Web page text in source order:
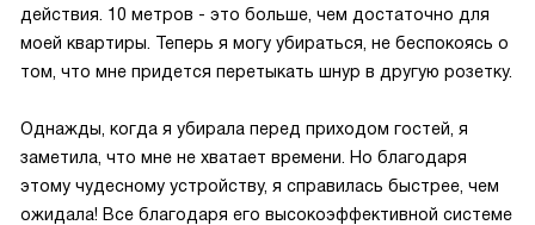
действия. 10 метров - это больше, чем достаточно для
моей квартиры. Теперь я могу убираться, не беспокоясь о
том, что мне придется перетыкать шнур в другую розетку.
Однажды, когда я убирала перед приходом гостей, я
заметила, что мне не хватает времени. Но благодаря
этому чудесному устройству, я справилась быстрее, чем
ожидала! Все благодаря его высокоэффективной системе